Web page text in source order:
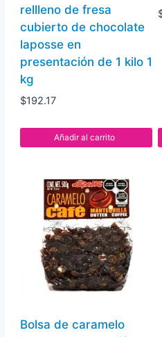
rellleno de fresa
cubierto de chocolate
laposse en
presentación de 1 kilo 1
kg
$192.17
Añadir al carrito
Bolsa de caramelo